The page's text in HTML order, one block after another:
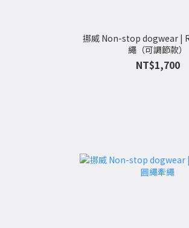
挪威 Non-stop dogwear |
繩（可調節款）
NT$1,700